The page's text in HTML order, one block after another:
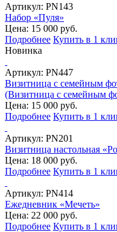
Артикул: PN143
Набор «Пуля»
Цена: 15 000 руб.
Подробнее Купить в 1
Новинка
Артикул: PN447
Визитница с семейным
(Визитница с семейным
Цена: 15 000 руб.
Подробнее Купить в 1
Артикул: PN201
Визитница настольная
Цена: 18 000 руб.
Подробнее Купить в 1
Артикул: PN414
Ежедневник «Мечеть»
Цена: 22 000 руб.
Подробнее Купить в 1